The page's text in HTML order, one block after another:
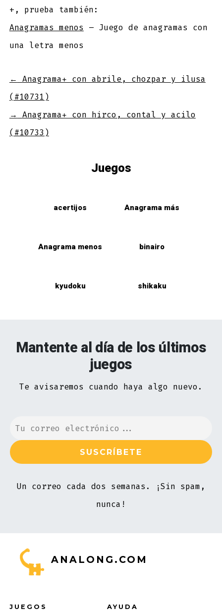
+, prueba también:
Anagramas menos – Juego de anagramas con
una letra menos
←
Anagrama+ con abrile, chozpar y ilusa
(#10731)
→
Anagrama+ con hirco, contal y acilo
(#10733)
Juegos
acertijos Anagrama más
Anagrama menos binairo
kyudoku shikaku
Mantente al día de los últimos
juegos
Te avisaremos cuando haya algo nuevo.
Un correo cada dos semanas. ¡Sin spam,
nunca!
ANALONG.COM
JUEGOS AYUDA